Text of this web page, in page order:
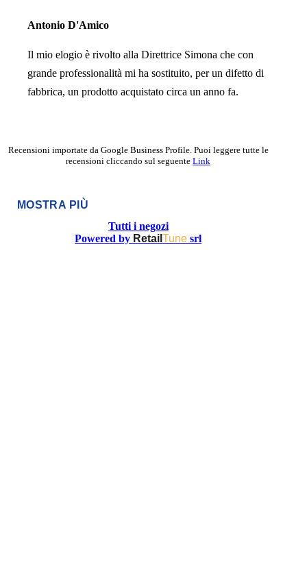
Antonio D'Amico
Il mio elogio è rivolto alla Direttrice Simona che con
grande professionalità mi ha sostituito, per un difetto di
fabbrica, un prodotto acquistato circa un anno fa.
Recensioni importate da Google Business Profile. Puoi leggere tutte le
recensioni cliccando sul seguenteLink
MOSTRA PIÙ
Tutti i negozi
Powered by RetailTune srl